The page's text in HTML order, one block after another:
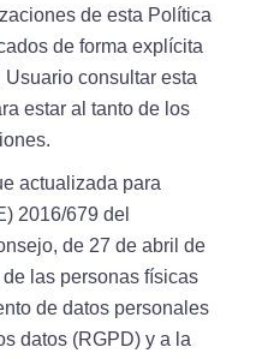
de esta Política
de forma explícita
consultar esta
estar al tanto de los
actualizada para
2016/679 del
de 27 de abril de
las personas físicas
de datos personales
datos (RGPD) y a la